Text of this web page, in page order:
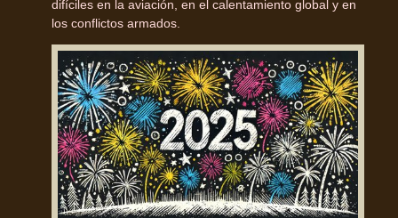
difíciles en la aviación, en el calentamiento global y en
los conflictos armados.